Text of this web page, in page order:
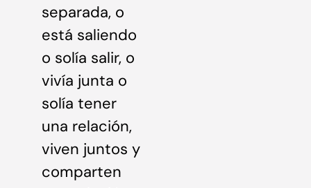
separada, o
está saliendo
o solía salir, o
vivía junta o
solía tener
una relación,
viven juntos y
comparten